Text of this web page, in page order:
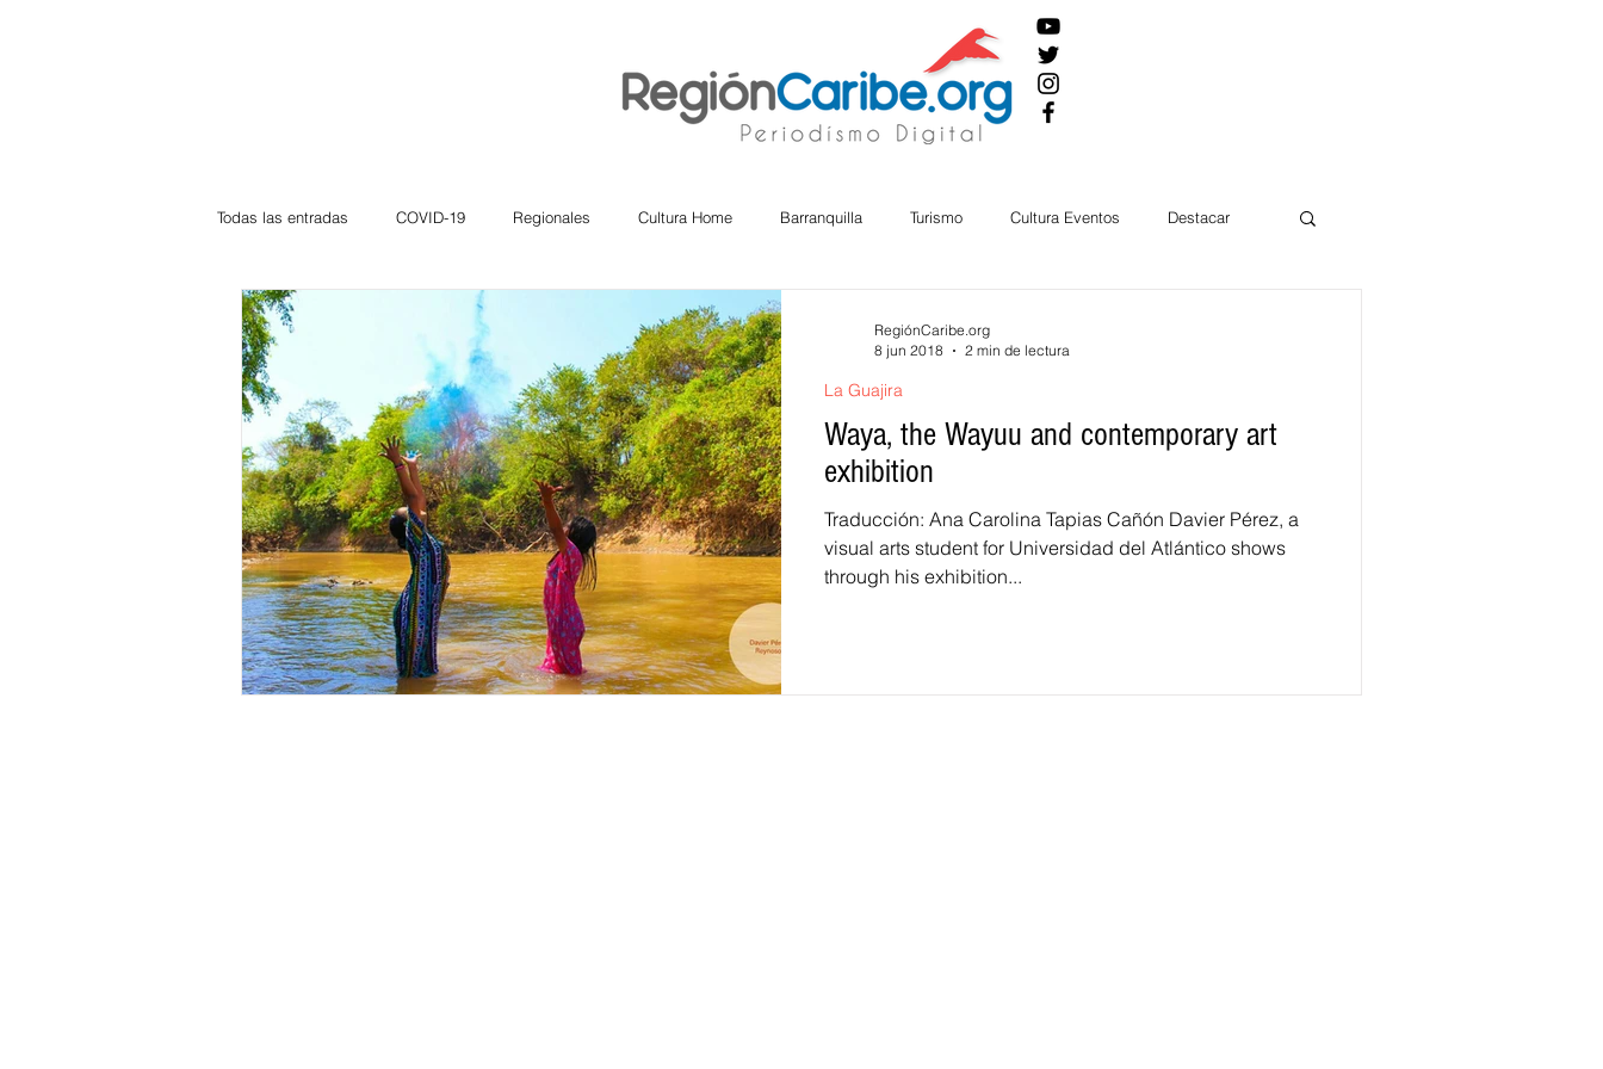
Todas las entradas COVID-19 Regionales Cultura Home Barranquilla Turismo Cultura Eventos Destacar
Deportes English
Córdoba Bloggeros Hermanos Mayores Economía
Carnaval Educación BID BIENESTAR AMBIENTAL
Waya, the Wayuu and contemporary art
exhibition
Traducción: Ana Carolina Tapias Cañón Davier Pérez, a
visual arts student for Universidad del Atlántico shows
through his exhibition...
La Guajira
RegiónCaribe.org
8 jun 2018
2 min de lectura